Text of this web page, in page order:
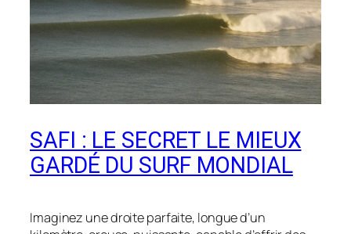
SAFI : LE SECRET LE MIEUX
GARDÉ DU SURF MONDIAL
Imaginez une droite parfaite, longue d’un